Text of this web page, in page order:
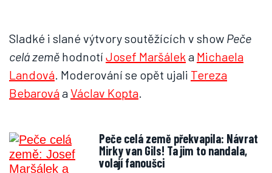
Sladké i slané výtvory soutěžících v show Peče
celá země hodnotí Josef Maršálek a Michaela
Landová. Moderování se opět ujali Tereza
BebarováaVáclav Kopta.
Peče celá země překvapila: Návrat
Mirky van Gils! Ta jim to nandala,
volají fanoušci